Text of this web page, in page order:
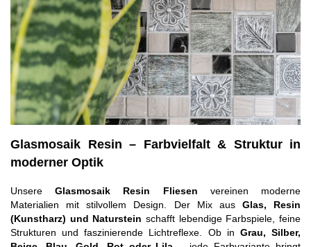
Glasmosaik Resin – Farbvielfalt & Struktur in
moderner Optik
UnsereGlasmosaik Resin Fliesen vereinen moderne
Materialien mit stilvollem Design. Der Mix aus Glas, Resin
(Kunstharz) und Naturstein schafft lebendige Farbspiele, feine
Strukturen und faszinierende Lichtreflexe. Ob in Grau, Silber,